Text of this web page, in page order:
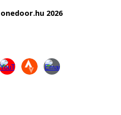
onedoor.hu2026